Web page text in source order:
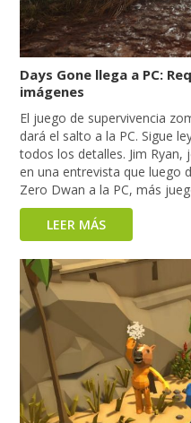
Days Gone llega a PC:
imágenes
El juego de supervivencia
dará el salto a la PC. Sigue
todos los detalles. Jim Ryan,
en una entrevista que luego
Zero Dwan a la PC, más
LEER MÁS